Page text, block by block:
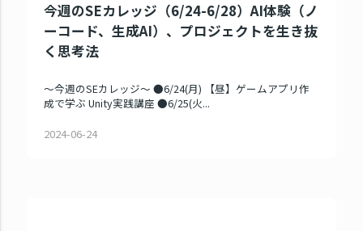
今週のSEカレッジ（6/24-6/28）AI体験（ノ
ーコード、生成AI）、プロジェクトを生き抜
く思考法
～今週のSEカレッジ～ ●6/24(月) 【昼】ゲームアプリ作
成で学ぶ Unity実践講座 ●6/25(火...
2024-06-24